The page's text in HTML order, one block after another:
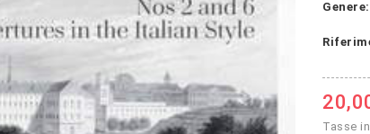
Genere:
Tasse